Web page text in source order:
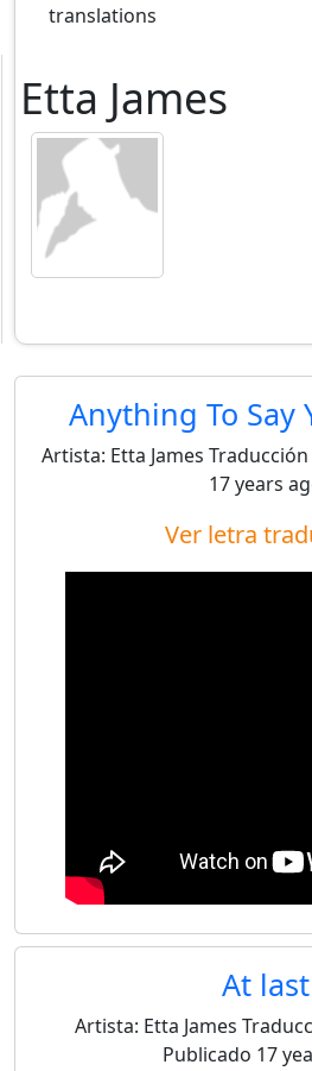
translations
Etta James
Anything To Say
Artista: Etta James
17 years
Ver letra
At last
Artista: Etta James
Publicado 17